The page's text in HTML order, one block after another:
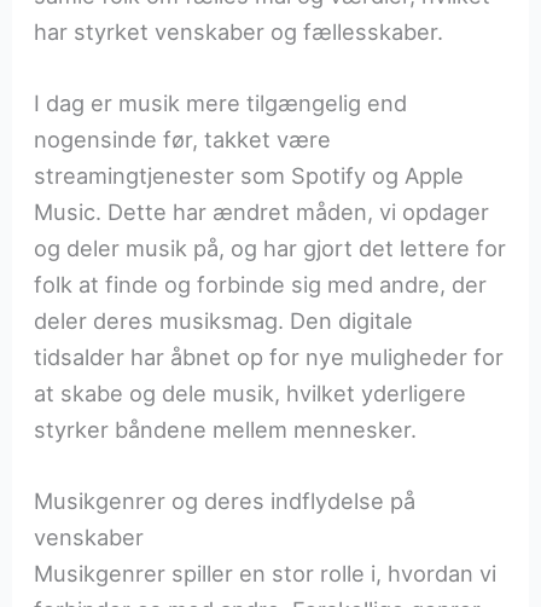
har styrket venskaber og fællesskaber.
I dag er musik mere tilgængelig end
nogensinde før, takket være
streamingtjenester som Spotify og Apple
Music. Dette har ændret måden, vi opdager
og deler musik på, og har gjort det lettere for
folk at finde og forbinde sig med andre, der
deler deres musiksmag. Den digitale
tidsalder har åbnet op for nye muligheder for
at skabe og dele musik, hvilket yderligere
styrker båndene mellem mennesker.
Musikgenrer og deres indflydelse på
venskaber
Musikgenrer spiller en stor rolle i, hvordan vi